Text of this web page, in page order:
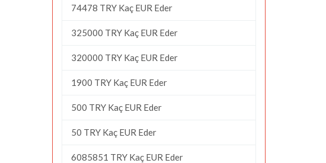
74478 TRY Kaç EUR Eder
325000 TRY Kaç EUR Eder
320000 TRY Kaç EUR Eder
1900 TRY Kaç EUR Eder
500 TRY Kaç EUR Eder
50 TRY Kaç EUR Eder
6085851 TRY Kaç EUR Eder